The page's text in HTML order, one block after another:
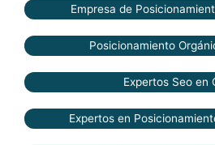
Empresa de
Posicionamiento
Expertos Seo en
Expertos en